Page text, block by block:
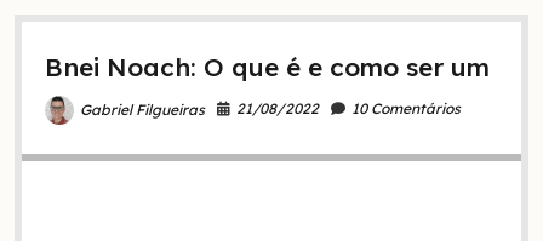
na
Bnei Noach: O que é e como ser um
Gabriel Filgueiras 21/08/2022 10 Comentários